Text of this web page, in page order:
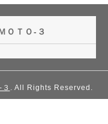
ＴＯ-３
. All Rights Reserved.